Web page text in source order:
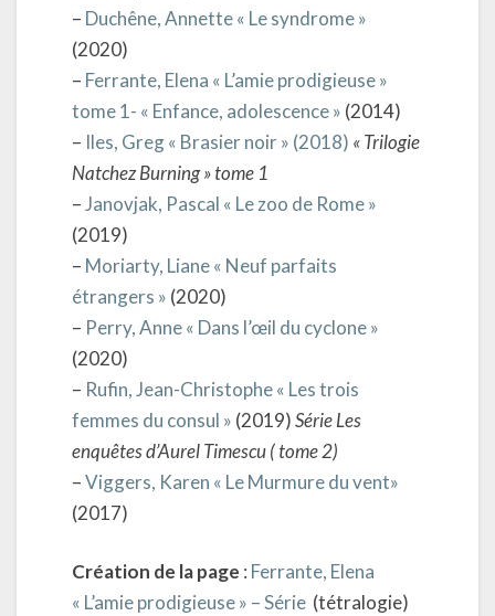
– Duchêne, Annette « Le syndrome »
(2020)
– Ferrante, Elena « L’amie prodigieuse »
tome 1- « Enfance, adolescence » (2014)
– Iles, Greg « Brasier noir » (2018) « Trilogie
Natchez Burning » tome 1
–Janovjak, Pascal « Le zoo de Rome »
(2019)
– Moriarty, Liane « Neuf parfaits
étrangers » (2020)
– Perry, Anne « Dans l’œil du cyclone »
(2020)
– Rufin, Jean-Christophe « Les trois
femmes du consul » (2019)Série Les
enquêtes d’Aurel Timescu ( tome 2)
–Viggers, Karen « Le Murmure du vent»
(2017)
Création de la page : Ferrante, Elena
« L’amie prodigieuse » – Série (tétralogie)